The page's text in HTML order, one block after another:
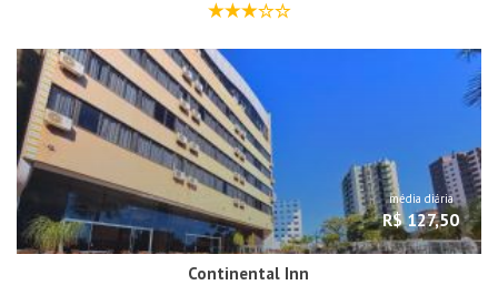
média diária
R$ 127,50
Continental Inn